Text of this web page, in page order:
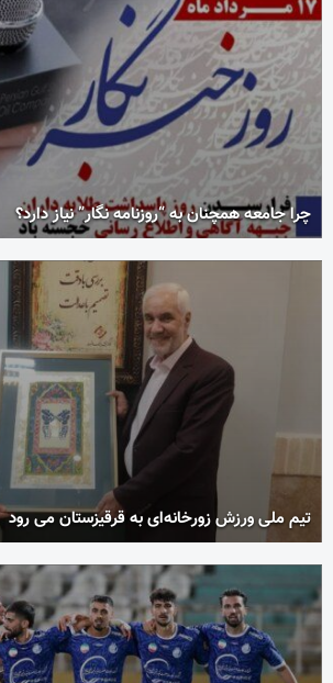
چرا جامعه همچنان به “روزنامه نگار” نیاز دارد؟
تیم ملی ورزش زورخانه‌ای به قرقیزستان می رود